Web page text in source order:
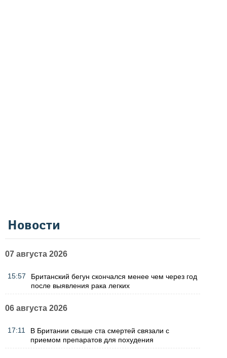
Новости
07 августа 2026
15:57
Британский бегун скончался менее чем через год
после выявления рака легких
06 августа 2026
17:11
В Британии свыше ста смертей связали с
приемом препаратов для похудения